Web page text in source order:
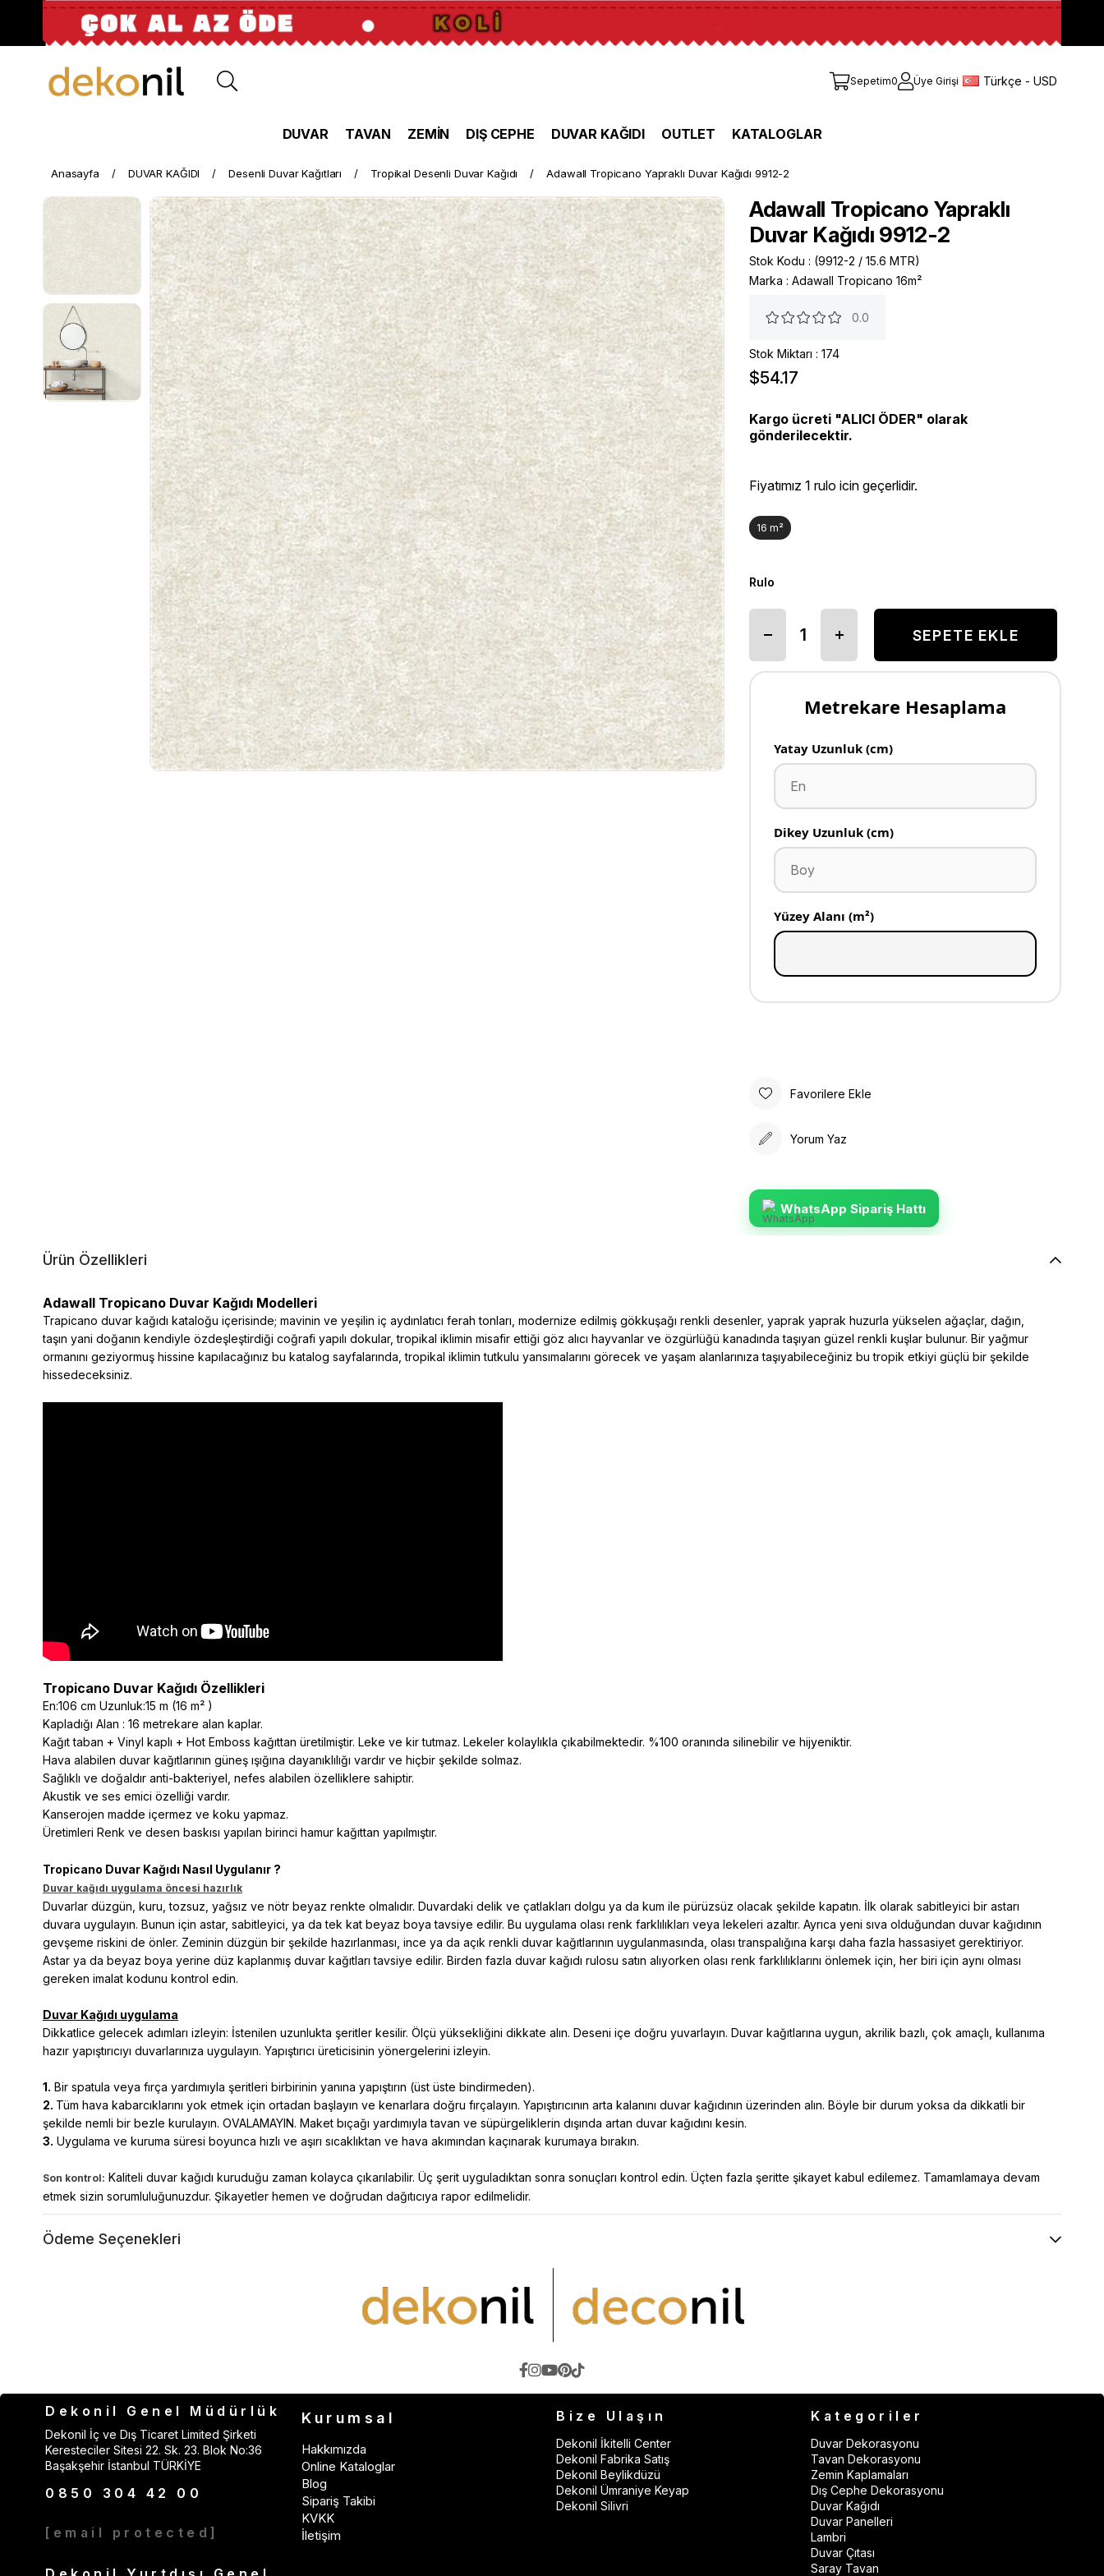
Sepetim0 Üye Girişi Türkçe - USD
DUVAR TAVAN ZEMİN DIŞ CEPHE DUVAR KAĞIDI OUTLET KATALOGLAR
Anasayfa DUVAR KAĞIDI Desenli Duvar Kağıtları Tropikal Desenli Duvar Kağıdı Adawall Tropicano Yapraklı Duvar Kağıdı 9912-2
Adawall Tropicano Yapraklı
Duvar Kağıdı 9912-2
Stok Kodu
(9912-2 / 15.6 MTR)
Marka : Adawall Tropicano 16m²
0.0
Stok Miktarı : 174
$54.17
Kargo ücreti "ALICI ÖDER" olarak
gönderilecektir.
Fiyatımız 1 rulo icin geçerlidir.
16 m²
Rulo
Metrekare Hesaplama
Yatay Uzunluk (cm)
Dikey Uzunluk (cm)
Yüzey Alanı (m²)
Favorilere Ekle
Yorum Yaz
WhatsApp Sipariş Hattı
Ürün Özellikleri
Adawall Tropicano Duvar Kağıdı Modelleri
Trapicano duvar kağıdı kataloğu içerisinde; mavinin ve yeşilin iç aydınlatıcı ferah tonları, modernize edilmiş gökkuşağı renkli desenler, yaprak yaprak huzurla yükselen ağaçlar, dağın,
taşın yani doğanın kendiyle özdeşleştirdiği coğrafi yapılı dokular, tropikal iklimin misafir ettiği göz alıcı hayvanlar ve özgürlüğü kanadında taşıyan güzel renkli kuşlar bulunur. Bir yağmur
ormanını geziyormuş hissine kapılacağınız bu katalog sayfalarında, tropikal iklimin tutkulu yansımalarını görecek ve yaşam alanlarınıza taşıyabileceğiniz bu tropik etkiyi güçlü bir şekilde
hissedeceksiniz.
Tropicano Duvar Kağıdı Özellikleri
En:106 cm Uzunluk:15 m (16 m² )
Kapladığı Alan : 16 metrekare alan kaplar.
Kağıt taban + Vinyl kaplı + Hot Emboss kağıttan üretilmiştir. Leke ve kir tutmaz. Lekeler kolaylıkla çıkabilmektedir. %100 oranında silinebilir ve hijyeniktir.
Hava alabilen duvar kağıtlarının güneş ışığına dayanıklılığı vardır ve hiçbir şekilde solmaz.
Sağlıklı ve doğaldır anti-bakteriyel, nefes alabilen özelliklere sahiptir.
Akustik ve ses emici özelliği vardır.
Kanserojen madde içermez ve koku yapmaz.
Üretimleri Renk ve desen baskısı yapılan birinci hamur kağıttan yapılmıştır.
Tropicano Duvar Kağıdı Nasıl Uygulanır ?
Duvar kağıdı uygulama öncesi hazırlık
Duvarlar düzgün, kuru, tozsuz, yağsız ve nötr beyaz renkte olmalıdır. Duvardaki delik ve çatlakları dolgu ya da kum ile pürüzsüz olacak şekilde kapatın. İlk olarak sabitleyici bir astarı
duvara uygulayın. Bunun için astar, sabitleyici, ya da tek kat beyaz boya tavsiye edilir. Bu uygulama olası renk farklılıkları veya lekeleri azaltır. Ayrıca yeni sıva olduğundan duvar kağıdının
gevşeme riskini de önler. Zeminin düzgün bir şekilde hazırlanması, ince ya da açık renkli duvar kağıtlarının uygulanmasında, olası transpalığına karşı daha fazla hassasiyet gerektiriyor.
Astar ya da beyaz boya yerine düz kaplanmış duvar kağıtları tavsiye edilir. Birden fazla duvar kağıdı rulosu satın alıyorken olası renk farklılıklarını önlemek için, her biri için aynı olması
gereken imalat kodunu kontrol edin.
Duvar Kağıdı uygulama
Dikkatlice gelecek adımları izleyin: İstenilen uzunlukta şeritler kesilir. Ölçü yüksekliğini dikkate alın. Deseni içe doğru yuvarlayın. Duvar kağıtlarına uygun, akrilik bazlı, çok amaçlı, kullanıma
hazır yapıştırıcıyı duvarlarınıza uygulayın. Yapıştırıcı üreticisinin yönergelerini izleyin.
1. Bir spatula veya fırça yardımıyla şeritleri birbirinin yanına yapıştırın (üst üste bindirmeden).
2. Tüm hava kabarcıklarını yok etmek için ortadan başlayın ve kenarlara doğru fırçalayın. Yapıştırıcının arta kalanını duvar kağıdının üzerinden alın. Böyle bir durum yoksa da dikkatli bir
şekilde nemli bir bezle kurulayın. OVALAMAYIN. Maket bıçağı yardımıyla tavan ve süpürgeliklerin dışında artan duvar kağıdını kesin.
3. Uygulama ve kuruma süresi boyunca hızlı ve aşırı sıcaklıktan ve hava akımından kaçınarak kurumaya bırakın.
Son kontrol: Kaliteli duvar kağıdı kuruduğu zaman kolayca çıkarılabilir. Üç şerit uyguladıktan sonra sonuçları kontrol edin. Üçten fazla şeritte şikayet kabul edilemez. Tamamlamaya devam
etmek sizin sorumluluğunuzdur. Şikayetler hemen ve doğrudan dağıtıcıya rapor edilmelidir.
Ödeme Seçenekleri
Dekonil Genel Müdürlük
Dekonil İç ve Dış Ticaret Limited Şirketi
Keresteciler Sitesi 22. Sk. 23. Blok No:36
Başakşehir İstanbul TÜRKİYE
0850 304 42 00
[email protected]
Kurumsal
Hakkımızda
Online Kataloglar
Blog
Sipariş Takibi
KVKK
İletişim
Bize Ulaşın
Dekonil İkitelli Center
Dekonil Fabrika Satış
Dekonil Beylikdüzü
Dekonil Ümraniye Keyap
Dekonil Silivri
Kategoriler
Duvar Dekorasyonu
Tavan Dekorasyonu
Zemin Kaplamaları
Dış Cephe Dekorasyonu
Duvar Kağıdı
Duvar Panelleri
Lambri
Duvar Çıtası
Saray Tavan